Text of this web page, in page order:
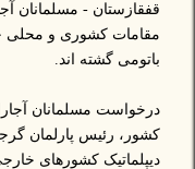
مقامات کشوری و محلی
باتومی گشته اند.
درخواست مسلمانان
کشور، رئیس پارلمان
دیپلماتیک کشورهای